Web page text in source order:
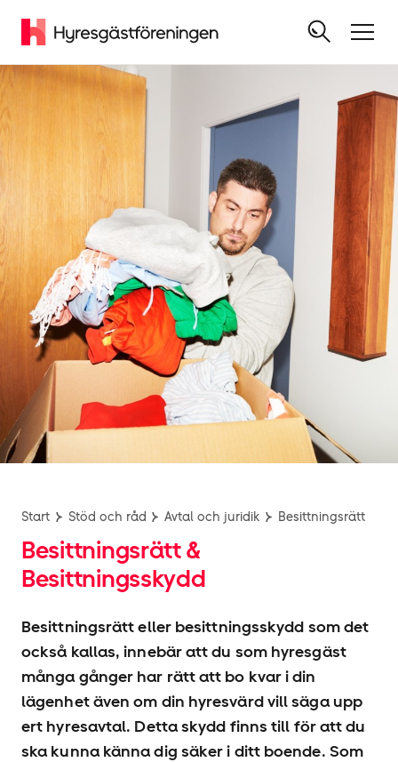
Start Stöd och råd Avtal och juridik Besittningsrätt
Besittningsrätt &
Besittningsskydd
Besittningsrätt eller besittningsskydd som det
också kallas, innebär att du som hyresgäst
många gånger har rätt att bo kvar i din
lägenhet även om din hyresvärd vill säga upp
ert hyresavtal. Detta skydd finns till för att du
ska kunna känna dig säker i ditt boende. Som